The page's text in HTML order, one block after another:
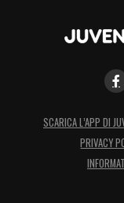
SCARICA L’APP DI
PRIVACY